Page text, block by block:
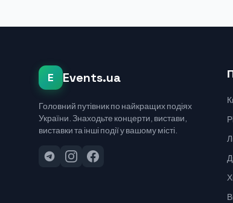
E Events.ua
Головний путівник по найкращих подіях
України. Знаходьте концерти, вистави,
виставки та інші події у вашому місті.